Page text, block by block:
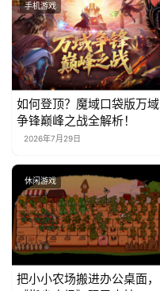
手机游戏
如何登顶？魔域口袋版万域
争锋巅峰之战全解析！
2026年7月29日
休闲游戏
把小小农场搬进办公桌面，